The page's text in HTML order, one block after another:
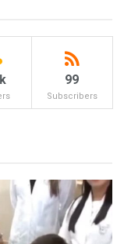
99
Subscribers